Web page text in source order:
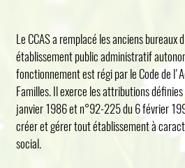
Le CCAS a remplacé les anciens bureaux
établissement public administratif
fonctionnement est régi par le Code de
Familles. Il exerce les attributions
janvier 1986 et n°92-225 du 6 février
créer et gérer tout établissement à
social.